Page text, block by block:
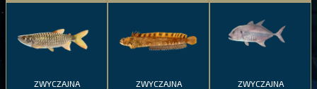
ZWYCZAJNA ZWYCZAJNA ZWYCZAJNA